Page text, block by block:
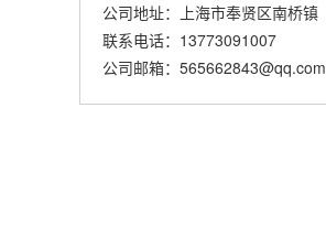
公司地址：上海市奉贤区南桥镇
联系电话：13773091007
公司邮箱：565662843@qq.com